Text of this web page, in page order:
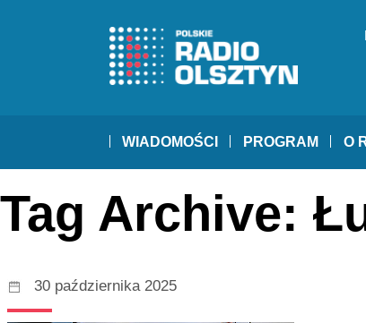
WIADOMOŚCI PROGRAM O
Tag Archive:
30 października 2025